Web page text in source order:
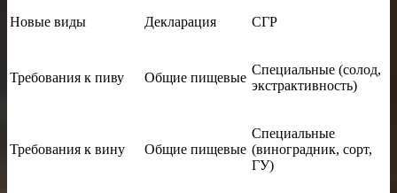
Новые виды Декларация СГР
Требования к пиву Общие пищевые
Специальные (солод,
экстрактивность)
Требования к вину Общие пищевые
Специальные
(виноградник, сорт,
ГУ)